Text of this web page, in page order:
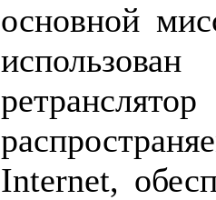
основной
Internet,